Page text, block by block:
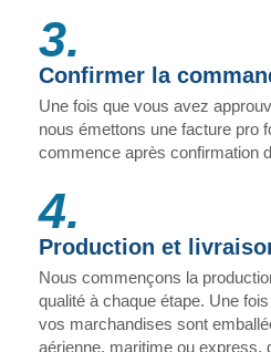
3.
Confirmer la
Une fois que vous avez
nous émettons une facture pro
commence après confirmation
4.
Production et
Nous commençons la
qualité à chaque étape. Une
vos marchandises sont
aérienne, maritime ou express,